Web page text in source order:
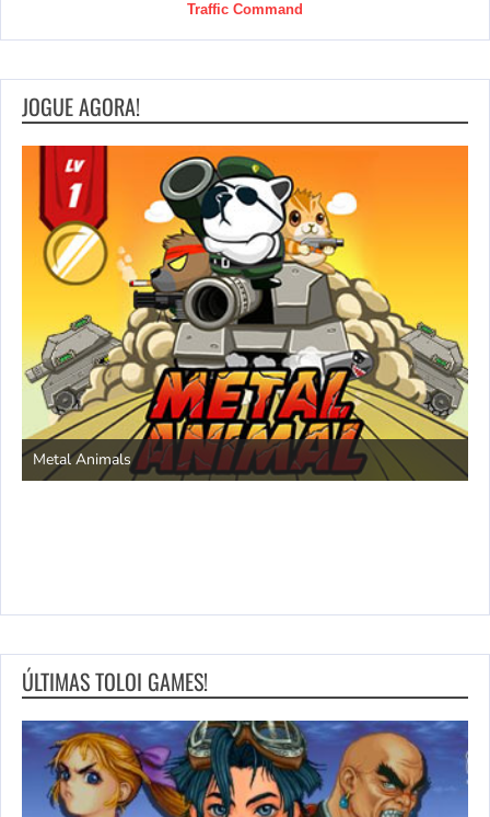
Traffic Command
JOGUE AGORA!
Metal Animals
ÚLTIMAS TOLOI GAMES!